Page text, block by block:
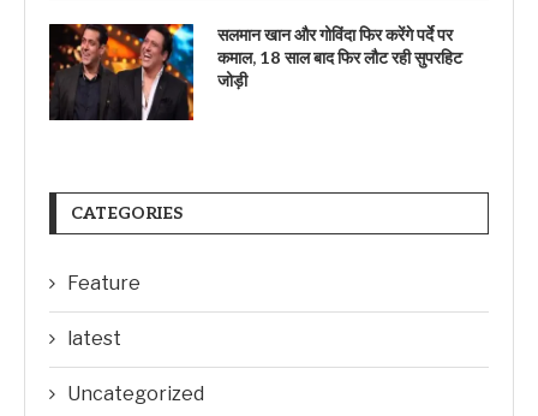
सलमान खान और गोविंदा फिर करेंगे पर्दे पर
कमाल, 18 साल बाद फिर लौट रही सुपरहिट
जोड़ी
CATEGORIES
Feature
latest
Uncategorized